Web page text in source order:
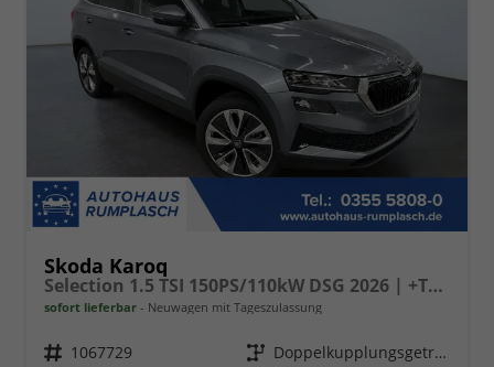
Skoda Karoq
Selection 1.5 TSI 150PS/110kW DSG 2026 | +TravelAssist +RFK & Parksensoren +Var. Gepäckraumboden
sofort lieferbar Neuwagen mit Tageszulassung
Fahrzeugnr. 1067729 Getriebe
Doppelkupplungsgetriebe (DSG)